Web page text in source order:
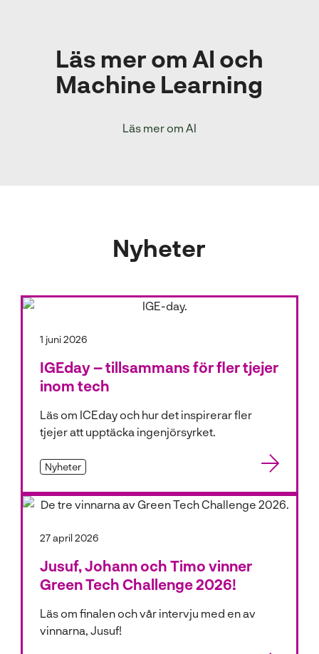
Läs mer om AI och
Machine Learning
Läs mer om AI
Nyheter
1 juni 2026
IGEday – tillsammans för fler tjejer
inom tech
Läs om ICEday och hur det inspirerar fler
tjejer att upptäcka ingenjörsyrket.
Nyheter
27 april 2026
Jusuf, Johann och Timo vinner
Green Tech Challenge 2026!
Läs om finalen och vår intervju med en av
vinnarna, Jusuf!